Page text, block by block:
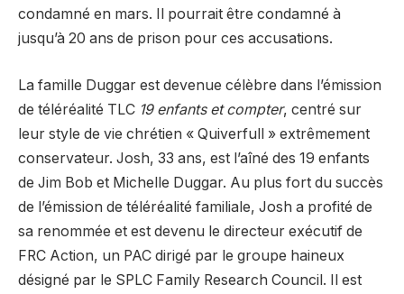
condamné en mars. Il pourrait être condamné à
jusqu’à 20 ans de prison pour ces accusations.
La famille Duggar est devenue célèbre dans l’émission
de téléréalité TLC 19 enfants et compter, centré sur
leur style de vie chrétien « Quiverfull » extrêmement
conservateur. Josh, 33 ans, est l’aîné des 19 enfants
de Jim Bob et Michelle Duggar. Au plus fort du succès
de l’émission de téléréalité familiale, Josh a profité de
sa renommée et est devenu le directeur exécutif de
FRC Action, un PAC dirigé par le groupe haineux
désigné par le SPLC Family Research Council. Il est